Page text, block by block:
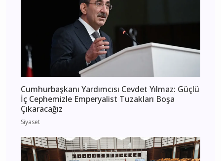
Cumhurbaşkanı Yardımcısı Cevdet Yılmaz: Güçlü
İç Cephemizle Emperyalist Tuzakları Boşa
Çıkaracağız
Siyaset